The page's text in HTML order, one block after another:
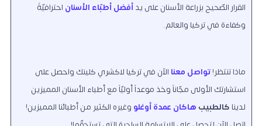
القرار الصّحيح بزراعة الأسنان على يدأفضل أطبّاء الأسنان احترافيّةً
وكفاءة في تركيا والعالم.
ماذا تنتظر!تواصل معنا الآن في تركيا لاكشري كلينك واحصل على
استشارتك الأولى مجّاناً وخذ موعداً أوليّاً مع أطباء الأسنان المميزين
لدينا كالطبيب هاكان عمدة أوغلو وغيره الكثير من أطبائنا المميزين!